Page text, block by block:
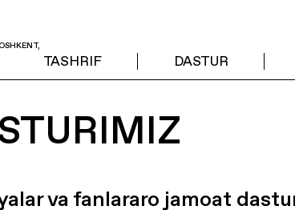
TASHRIF DASTUR
va fanlararo jamoat